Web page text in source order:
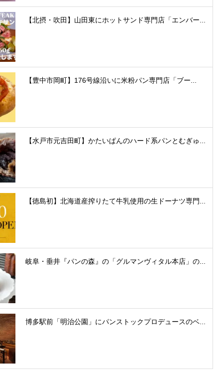
【北摂・吹田】山田東にホットサンド専門店「エンバー...
【豊中市岡町】176号線沿いに米粉パン専門店「ブー...
【水戸市元吉田町】かたいぱんのハード系パンとむぎゅ...
【徳島初】北海道産搾りたて牛乳使用の生ドーナツ専門...
岐阜・垂井『パンの森』の「グルマンヴィタル本店」の...
博多駅前「明治公園」にパンストックプロデュースのベ...